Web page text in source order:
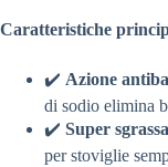
Caratteristiche
✔️ Azione
di sodio elimina
✔️ Super
per stoviglie